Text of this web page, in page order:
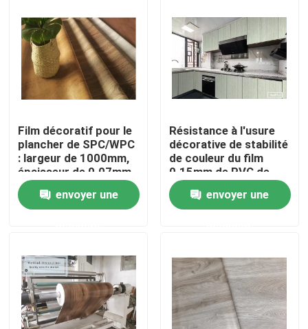
Home
Products
About Us
Factory Tour
Quality Control
Film décoratif pour le
plancher de SPC/WPC
: largeur de 1000mm,
épaisseur de 0.07mm,
conceptions
populairesenvoyer une
Résistance à l'usure
décorative de stabilité
de couleur du film
0.15mm de PVC de
meubles en bois
envoyer une